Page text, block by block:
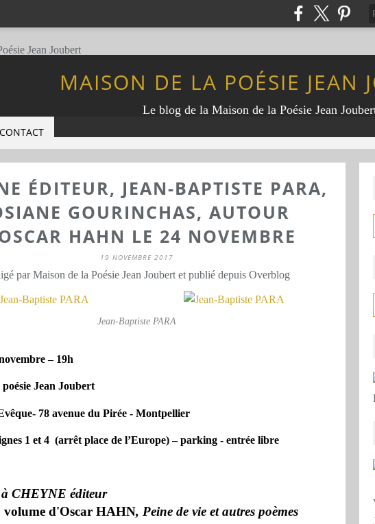
MAISON DE LA POÉSIE JEAN
Le blog de la Maison de la Poésie Jean
CONTACT
ÉDITEUR, JEAN-BAPTISTE PARA,
GOURINCHAS, AUTOUR
HAHN LE 24 NOVEMBRE
19 NOVEMBRE 2017
par Maison de la Poésie Jean Joubert et publié depuis Overblog
Jean-Baptiste PARA
– 19h
Jean Joubert
78 avenue du Pirée - Montpellier
1 et 4 (arrêt place de l’Europe) – parking - entrée libre
CHEYNE éditeur
d'Oscar HAHN, Peine de vie et autres poèmes